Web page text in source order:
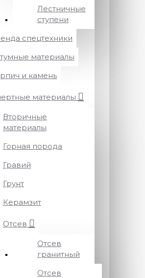
Лестничные
ступени
спецтехники
материалы
и камень
материалы
Вторичные
материалы
Горная порода
Гравий
Грунт
Керамзит
Отсев
Отсев
гранитный
Отсев